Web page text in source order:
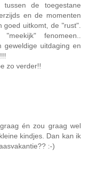
de toegestane
en de momenten
goed uitkomt, de "rust".
fenomeen..
uitdaging en
zo verder!!
én zou graag wel
kindjes. Dan kan ik
:-)